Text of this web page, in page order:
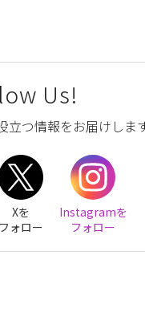
Us!
つ情報をお届けします
Xを
フォロー
Instagramを
フォロー